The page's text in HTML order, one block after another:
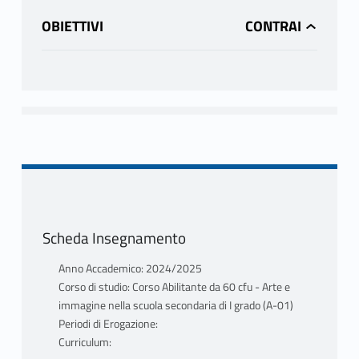
OBIETTIVI
Scheda Insegnamento
Anno Accademico: 2024/2025
Corso di studio: Corso Abilitante da 60 cfu - Arte e
immagine nella scuola secondaria di I grado (A-01)
Periodi di Erogazione:
Curriculum: